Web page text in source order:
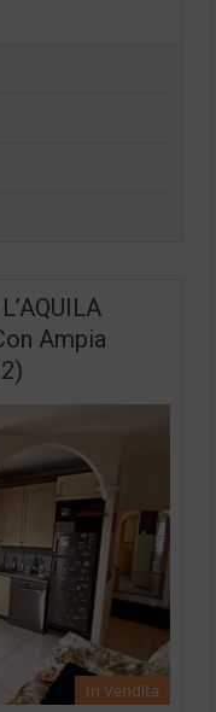
Ampia
In Vendita